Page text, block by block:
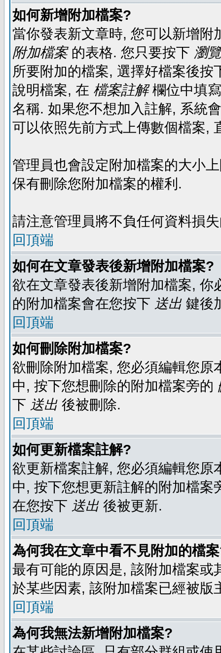
如何新增附加檔案?
當你發表新文章時, 您可以新增
附加檔案的表格. 您只要按下 瀏
所要附加的檔案, 選擇好檔案後
說明檔案, 在 檔案註解欄位中填
名稱. 如果您不想加入註解, 系統
可以依照先前方式上傳數個檔案,
管理員也會設定附加檔案的大小
保有刪除您附加檔案的權利.
請注意管理員將不負任何資料損
回頂端
如何在文章發表後新增附加檔案?
欲在文章發表後新增附加檔案,
的附加檔案會在您按下 送出 鍵後
回頂端
如何刪除附加檔案?
欲刪除附加檔案, 您必須編輯您
中, 按下您想刪除的附加檔案旁的
下 送出 後被刪除.
回頂端
如何更新檔案註解?
欲更新檔案註解, 您必須編輯您
中, 按下您想更新註解的附加檔案
在您按下 送出 後被更新.
回頂端
為何我在文章中看不見附加的檔
最有可能的原因是, 該附加檔案
於某些因素, 該附加檔案已經被版
回頂端
為何我無法新增附加檔案?